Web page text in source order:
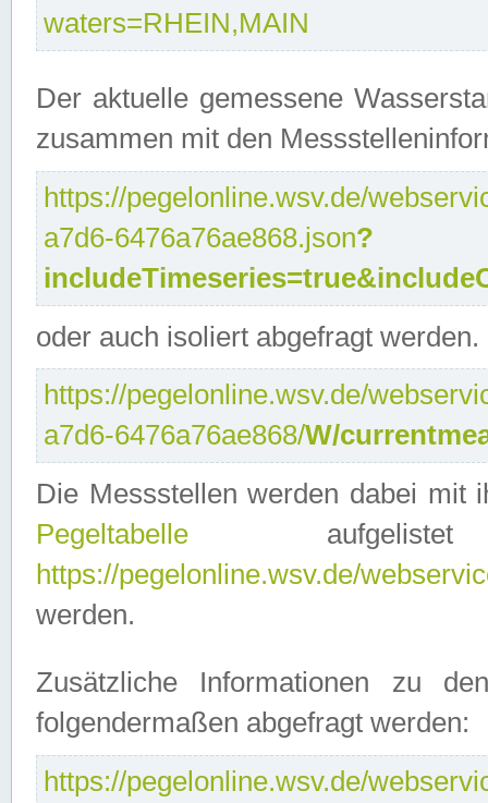
waters=RHEIN,MAIN
Der aktuelle gemessene
zusammen mit den
https://pegelonline.wsv.de/
a7d6-6476a76ae868.json?
oder auch isoliert abgefragt werden.
https://pegelonline.wsv.de/
a7d6-6476a76ae868/W/
Die Messstellen werden dabei mit
Pegeltabelle
https://pegelonline.wsv.de/
werden.
Zusätzliche Informationen zu
folgendermaßen abgefragt werden:
https://pegelonline.wsv.de/